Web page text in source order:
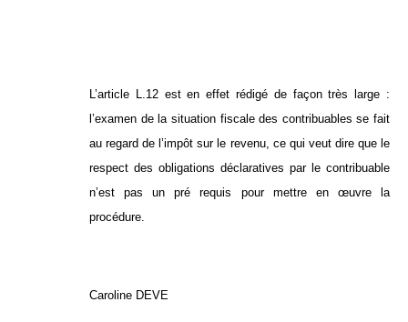
L’article L.12 est en effet rédigé de façon très large :
l’examen de la situation fiscale des contribuables se fait
au regard de l’impôt sur le revenu, ce qui veut dire que le
respect des obligations déclaratives par le contribuable
n’est pas un pré requis pour mettre en œuvre la
procédure.
Caroline DEVE